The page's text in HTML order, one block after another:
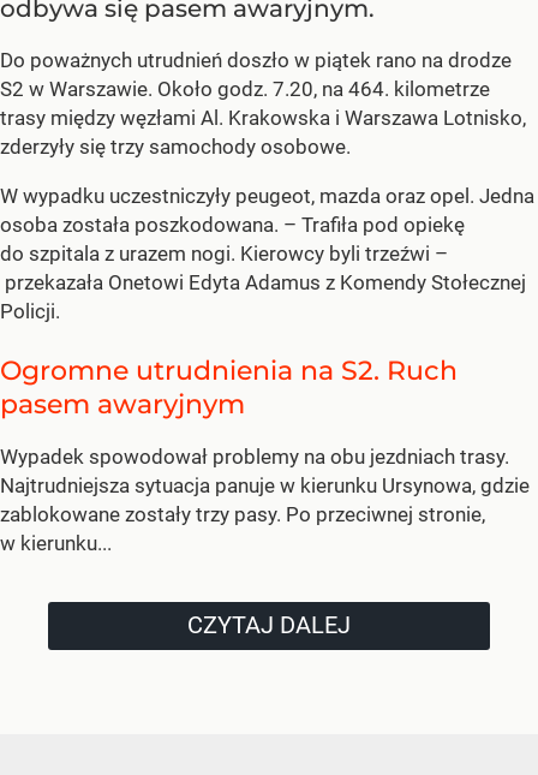
odbywa się pasem awaryjnym.
Do poważnych utrudnień doszło w piątek rano na drodze
S2 w Warszawie. Około godz. 7.20, na 464. kilometrze
trasy między węzłami Al. Krakowska i Warszawa Lotnisko,
zderzyły się trzy samochody osobowe.
W wypadku uczestniczyły peugeot, mazda oraz opel. Jedna
osoba została poszkodowana. – Trafiła pod opiekę
do szpitala z urazem nogi. Kierowcy byli trzeźwi –
przekazała Onetowi Edyta Adamus z Komendy Stołecznej
Policji.
Ogromne utrudnienia na S2. Ruch
pasem awaryjnym
Wypadek spowodował problemy na obu jezdniach trasy.
Najtrudniejsza sytuacja panuje w kierunku Ursynowa, gdzie
zablokowane zostały trzy pasy. Po przeciwnej stronie,
w kierunku...
CZYTAJ DALEJ